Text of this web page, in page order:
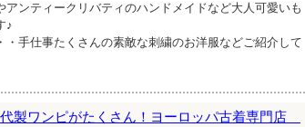
アンティークリバティのハンドメイドなど大人可愛いも
♪
・手仕事たくさんの素敵な刺繍のお洋服などご紹介して
代製ワンピがたくさん！ヨーロッパ古着専門店